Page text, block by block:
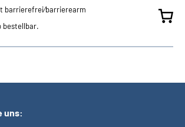
barrierefrei⁄barrierearm
bestellbar.
uns: